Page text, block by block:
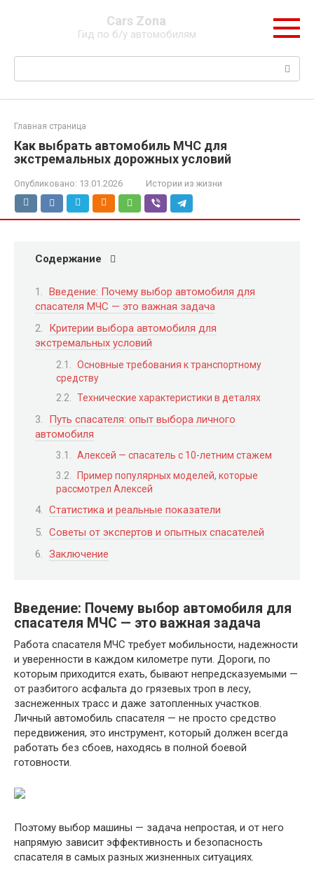
Cars Zona
Гид по б/у автомобилям
Поиск:
Главная страница
Как выбрать автомобиль МЧС для
экстремальных дорожных условий
Опубликовано: 13.01.2026 Истории из жизни
Содержание
Введение: Почему выбор автомобиля для
спасателя МЧС — это важная задача
Критерии выбора автомобиля для
экстремальных условий
Основные требования к транспортному
средству
Технические характеристики в деталях
Путь спасателя: опыт выбора личного
автомобиля
Алексей — спасатель с 10-летним стажем
Пример популярных моделей, которые
рассмотрел Алексей
Статистика и реальные показатели
Советы от экспертов и опытных спасателей
Заключение
Введение: Почему выбор автомобиля для
спасателя МЧС — это важная задача
Работа спасателя МЧС требует мобильности, надежности
и уверенности в каждом километре пути. Дороги, по
которым приходится ехать, бывают непредсказуемыми —
от разбитого асфальта до грязевых троп в лесу,
заснеженных трасс и даже затопленных участков.
Личный автомобиль спасателя — не просто средство
передвижения, это инструмент, который должен всегда
работать без сбоев, находясь в полной боевой
готовности.
Поэтому выбор машины — задача непростая, и от него
напрямую зависит эффективность и безопасность
спасателя в самых разных жизненных ситуациях.